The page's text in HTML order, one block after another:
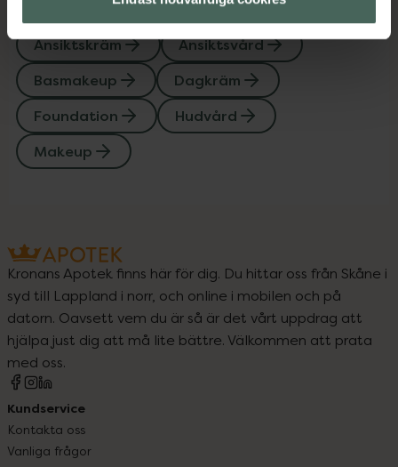
Upptäck flera produkter inom
Ansiktskräm
Ansiktsvård
Basmakeup
Dagkräm
Foundation
Hudvård
Makeup
Kronans Apotek finns här för dig. Du hittar oss från Skåne i
syd till Lappland i norr, och online i mobilen och på
datorn. Oavsett vem du är så är det vårt uppdrag att
hjälpa just dig att må lite bättre. Välkommen att prata
med oss.
Kundservice
Kontakta oss
Vanliga frågor